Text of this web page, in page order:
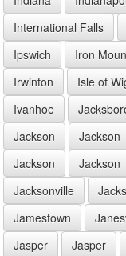
International Falls
Ipswich
Iron
Irwinton
Isle of
Ivanhoe
Jackson
Jackson
Jackson
Jackson
Jacksonville
Jamestown
Jasper
Jasper